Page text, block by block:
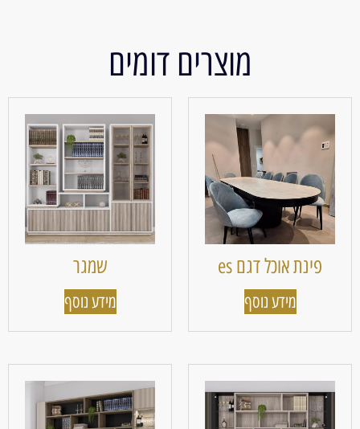
מוצרים דומים
פינת אוכל דגם es
מידע נוסף
שמגר
מידע נוסף